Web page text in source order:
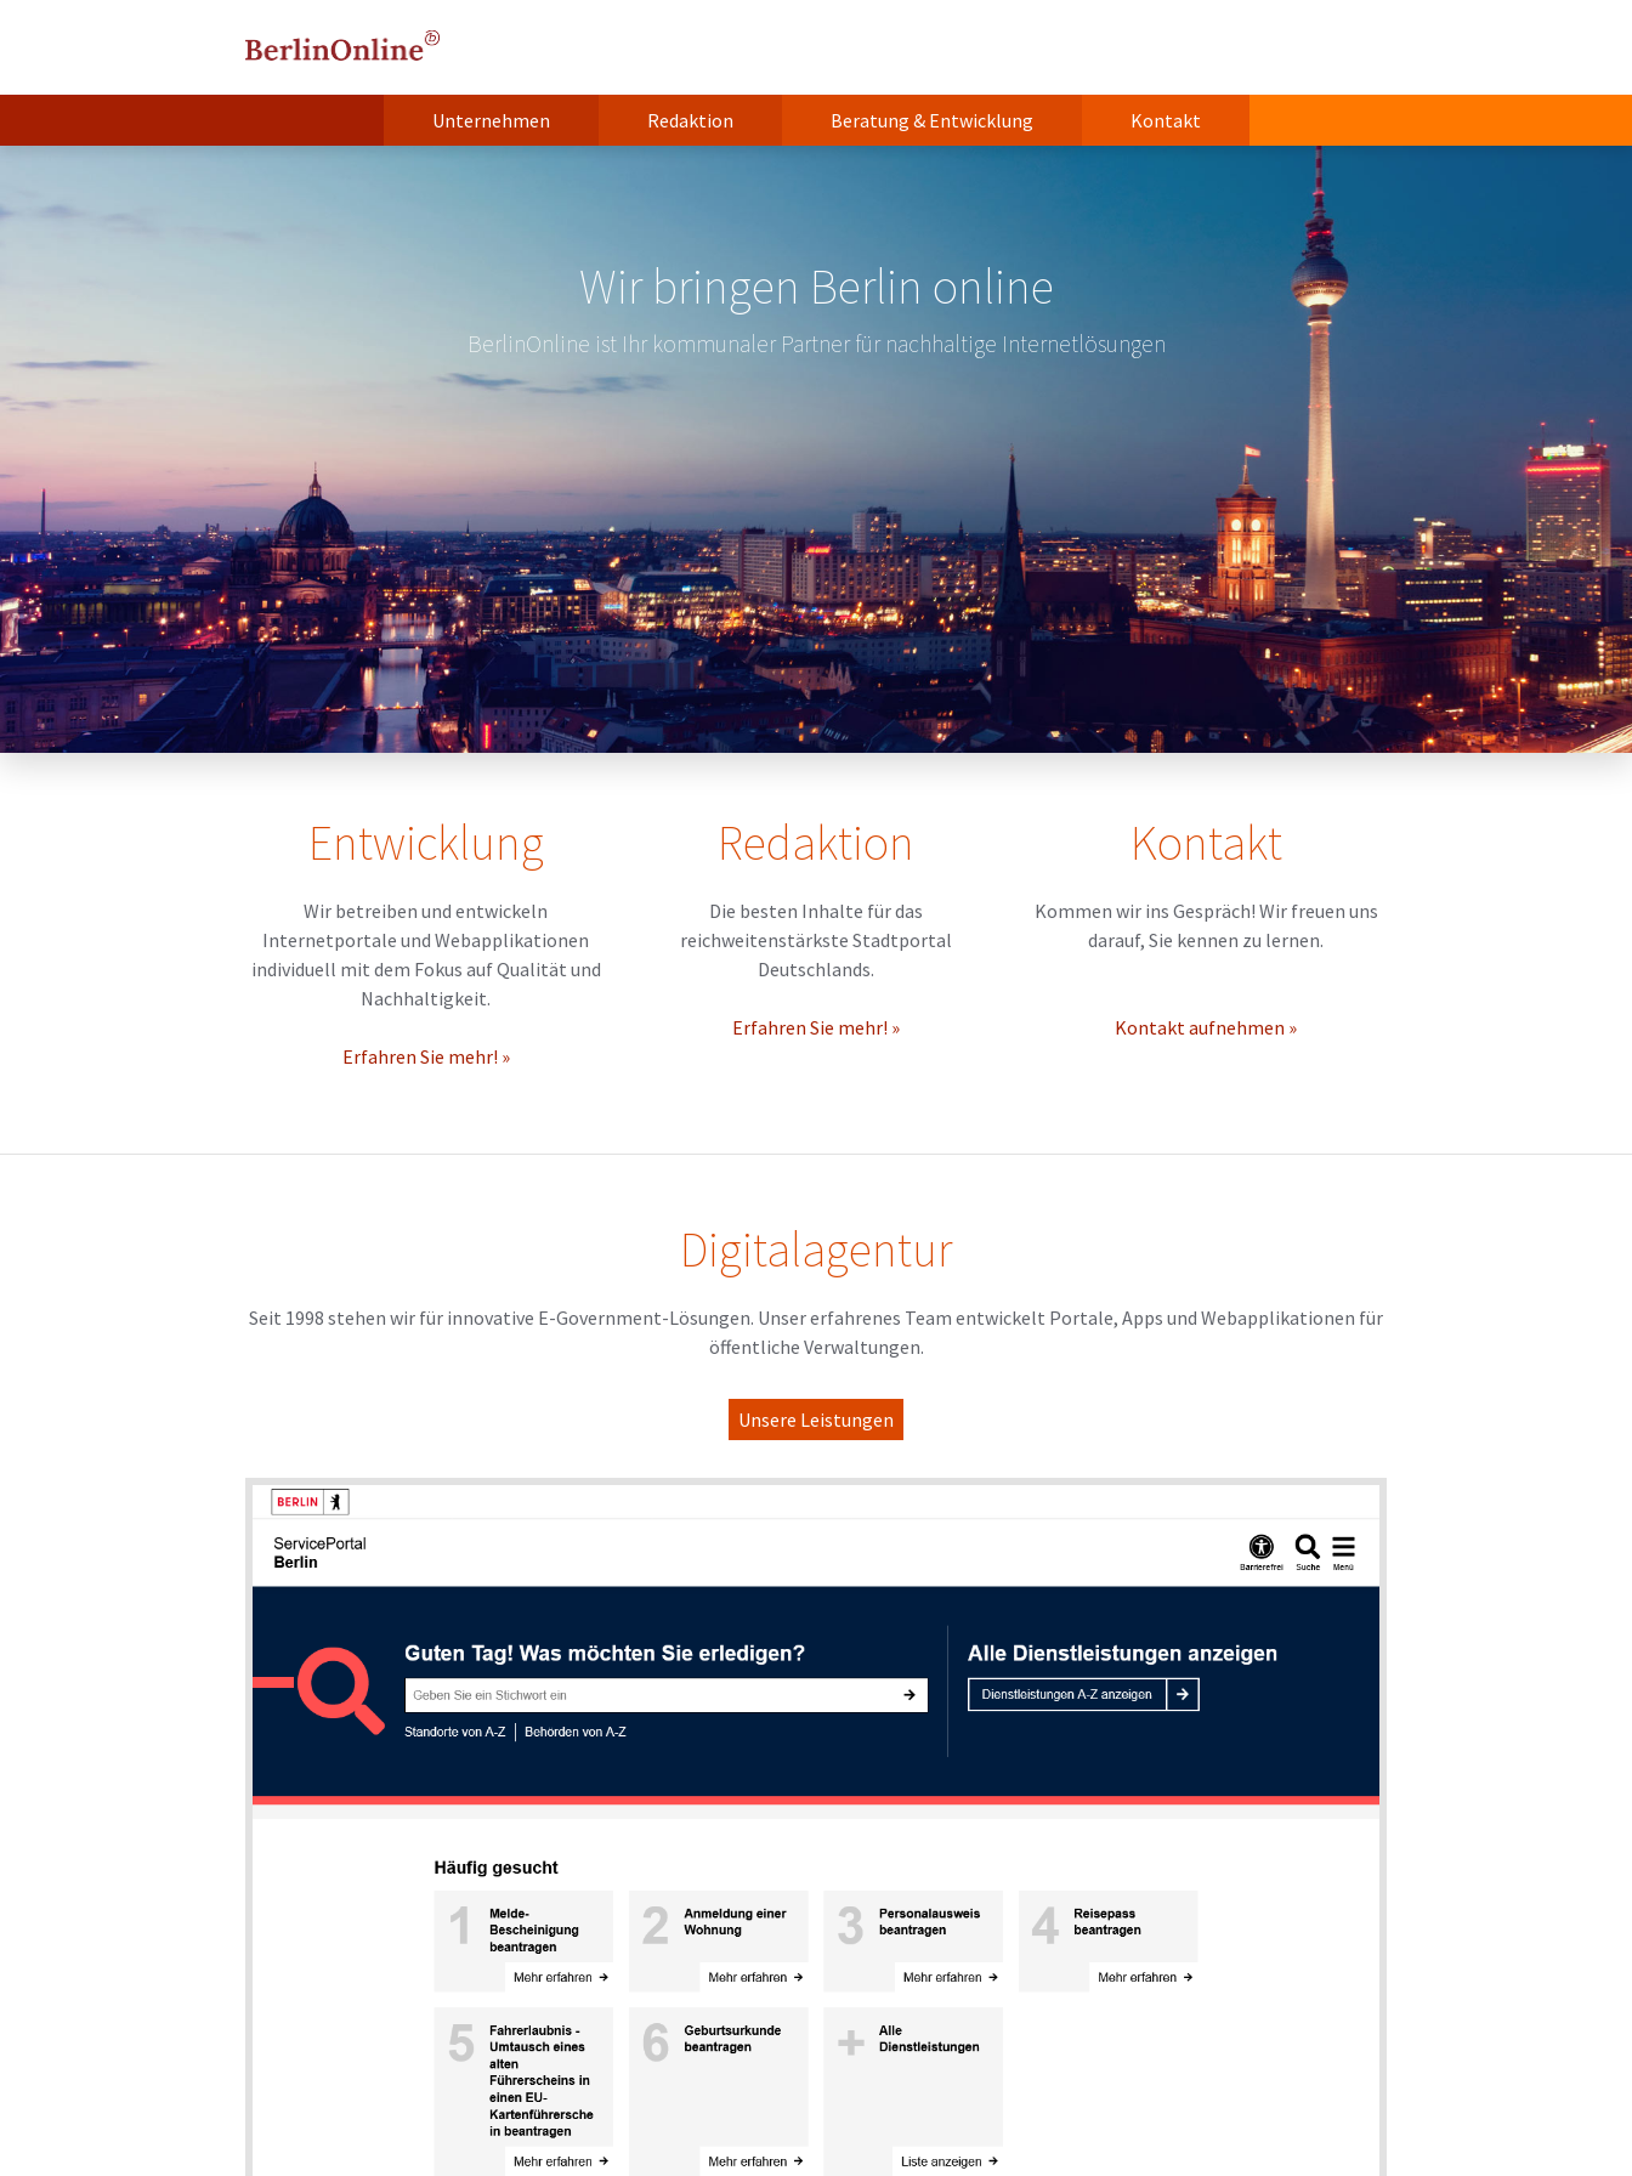
Unternehmen Redaktion Beratung & Entwicklung Kontakt
Wir bringen Berlin online
BerlinOnline ist Ihr kommunaler Partner für nachhaltige Internetlösungen
Entwicklung
Wir betreiben und entwickeln
Internetportale und Webapplikationen
individuell mit dem Fokus auf Qualität und
Nachhaltigkeit.
Erfahren Sie mehr! »
Redaktion
Die besten Inhalte für das
reichweitenstärkste Stadtportal
Deutschlands.
Erfahren Sie mehr! »
Kontakt
Kommen wir ins Gespräch! Wir freuen uns
darauf, Sie kennen zu lernen.
Kontakt aufnehmen »
Digitalagentur
Seit 1998 stehen wir für innovative E-Government-Lösungen. Unser erfahrenes Team entwickelt Portale, Apps und Webapplikationen für
öffentliche Verwaltungen.
Unsere Leistungen